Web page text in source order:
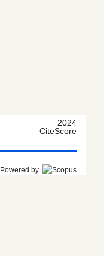
2024
CiteScore
Powered by